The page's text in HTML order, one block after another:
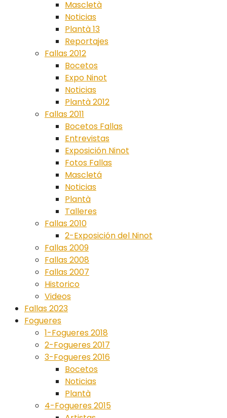
Mascletà
Noticias
Plantà 13
Reportajes
Fallas 2012
Bocetos
Expo Ninot
Noticias
Plantà 2012
Fallas 2011
Bocetos Fallas
Entrevistas
Exposición Ninot
Fotos Fallas
Mascletá
Noticias
Plantà
Talleres
Fallas 2010
2-Exposición del Ninot
Fallas 2009
Fallas 2008
Fallas 2007
Historico
Videos
Fallas 2023
Fogueres
1-Fogueres 2018
2-Fogueres 2017
3-Fogueres 2016
Bocetos
Noticias
Plantà
4-Fogueres 2015